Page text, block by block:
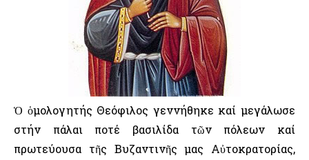
Ὁ ὁμολογητής Θεόφιλος γεννήθηκε καί μεγάλωσε
στήν πάλαι ποτέ βασιλίδα τῶν πόλεων καί
πρωτεύουσα τῆς Βυζαντινῆς μας Αὐτοκρατορίας,